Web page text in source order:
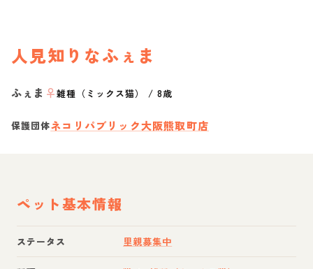
人見知りなふぇま
ふぇま ♀雑種（ミックス猫） /8歳
保護団体ネコリパブリック大阪熊取町店
ペット基本情報
ステータス 里親募集中